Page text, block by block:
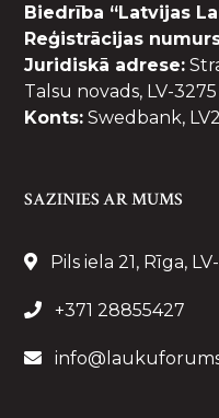
Biedrība “Latvijas
Reģistrācijas
Juridiskā adrese:
Talsu novads, LV-3275
Konts: Swedbank,
SAZINIES AR MUMS
Pils iela 21, Rīga,
+371 28855427